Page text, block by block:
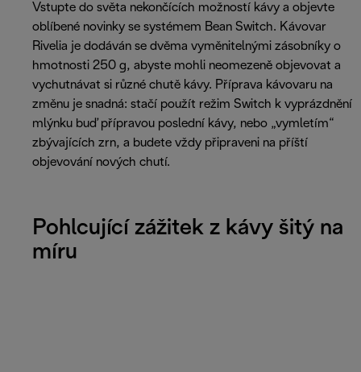
Vstupte do světa nekončících možností kávy a objevte
oblíbené novinky se systémem Bean Switch. Kávovar
Rivelia je dodáván se dvěma vyměnitelnými zásobníky o
hmotnosti 250 g, abyste mohli neomezeně objevovat a
vychutnávat si různé chutě kávy. Příprava kávovaru na
změnu je snadná: stačí použít režim Switch k vyprázdnění
mlýnku buď přípravou poslední kávy, nebo „vymletím“
zbývajících zrn, a budete vždy připraveni na příští
objevování nových chutí.
Pohlcující zážitek z kávy šitý na
míru